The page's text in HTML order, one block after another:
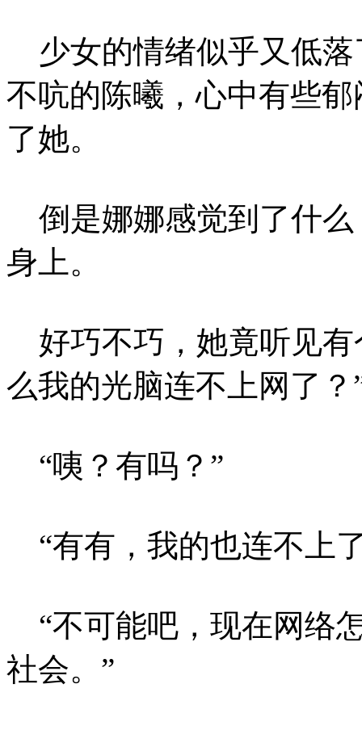
少女的情绪似乎又低落
不吭的陈曦，心中有些
了她。
倒是娜娜感觉到了什么
身上。
好巧不巧，她竟听见有
么我的光脑连不上网了？
“咦？有吗？”
“有有，我的也连不上
“不可能吧，现在网络
社会。”